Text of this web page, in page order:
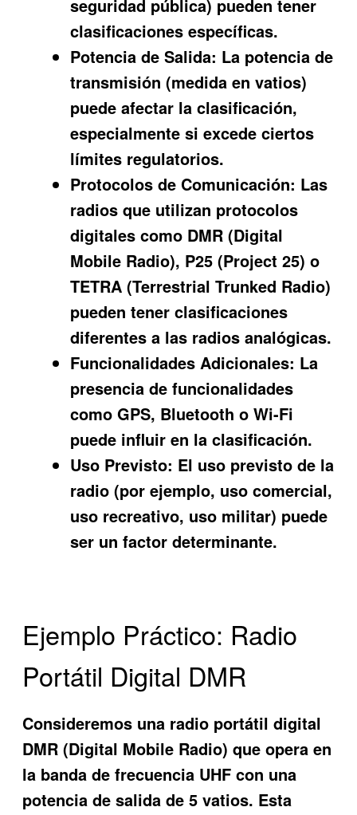
seguridad pública) pueden tener
clasificaciones específicas.
Potencia de Salida: La potencia de
transmisión (medida en vatios)
puede afectar la clasificación,
especialmente si excede ciertos
límites regulatorios.
Protocolos de Comunicación: Las
radios que utilizan protocolos
digitales como DMR (Digital
Mobile Radio), P25 (Project 25) o
TETRA (Terrestrial Trunked Radio)
pueden tener clasificaciones
diferentes a las radios analógicas.
Funcionalidades Adicionales: La
presencia de funcionalidades
como GPS, Bluetooth o Wi-Fi
puede influir en la clasificación.
Uso Previsto: El uso previsto de la
radio (por ejemplo, uso comercial,
uso recreativo, uso militar) puede
ser un factor determinante.
Ejemplo Práctico: Radio
Portátil Digital DMR
Consideremos una radio portátil digital
DMR (Digital Mobile Radio) que opera en
la banda de frecuencia UHF con una
potencia de salida de 5 vatios. Esta